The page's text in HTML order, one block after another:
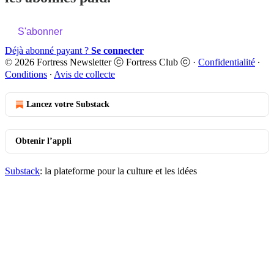
S'abonner
Déjà abonné payant ? Se connecter
© 2026 Fortress Newsletter ⓒ Fortress Club ⓒ · Confidentialité ∙
Conditions ∙ Avis de collecte
Lancez votre Substack
Obtenir l’appli
Substack: la plateforme pour la culture et les idées